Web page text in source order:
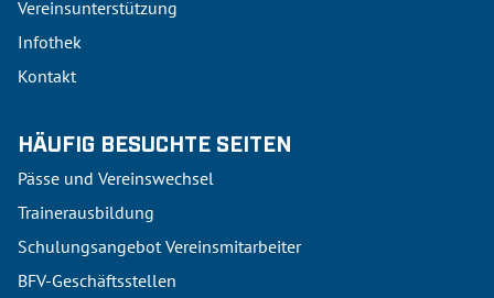
Vereinsunterstützung
Infothek
Kontakt
HÄUFIG BESUCHTE SEITEN
Pässe und Vereinswechsel
Trainerausbildung
Schulungsangebot Vereinsmitarbeiter
BFV-Geschäftsstellen